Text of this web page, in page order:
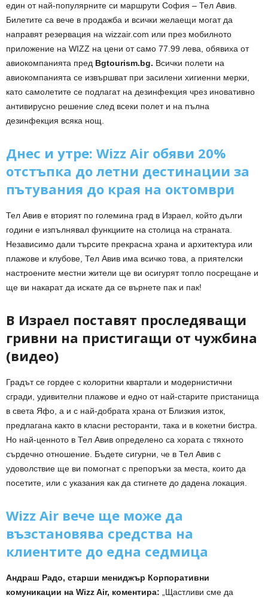
един от най-популярните си маршрути София – Тел Авив.
Билетите са вече в продажба и всички желаещи могат да
направят резервация на wizzair.com или през мобилното
приложение на WIZZ на цени от само 77.99 лева, обявиха от
авиокомпанията пред Bgtourism.bg. Всички полети на
авиокомпанията се извършват при засилени хигиенни мерки,
като самолетите се подлагат на дезинфекция чрез иновативно
антивирусно решение след всеки полет и на пълна
дезинфекция всяка нощ.
Днес и утре: Wizz Air обяви 20%
отстъпка до летни дестинации за
пътувания до края на октомври
Тел Авив е вторият по големина град в Израел, който дълги
години е изпълнявал функциите на столица на страната.
Независимо дали търсите прекрасна храна и архитектура или
плажове и клубове, Тел Авив има всичко това, а приятелски
настроените местни жители ще ви осигурят топло посрещане и
ще ви накарат да искате да се върнете пак и пак!
В Израел поставят проследяващи
гривни на пристигащи от чужбина
(видео)
Градът се гордее с колоритни квартали и модернистични
сгради, удивителни плажове и едно от най-старите пристанища
в света Яфо, а и с най-добрата храна от Близкия изток,
предлагана както в класни ресторанти, така и в кокетни бистра.
Но най-ценното в Тел Авив определено са хората с тяхното
сърдечно отношение. Бъдете сигурни, че в Тел Авив с
удоволствие ще ви помогнат с препоръки за места, които да
посетите, или с указания как да стигнете до дадена локация.
Wizz Air вече ще може да
възстановява средства на
клиентите до една седмица
Андраш Радо, старши мениджър Корпоративни
комуникации на Wizz Air, коментира: „Щастливи сме да